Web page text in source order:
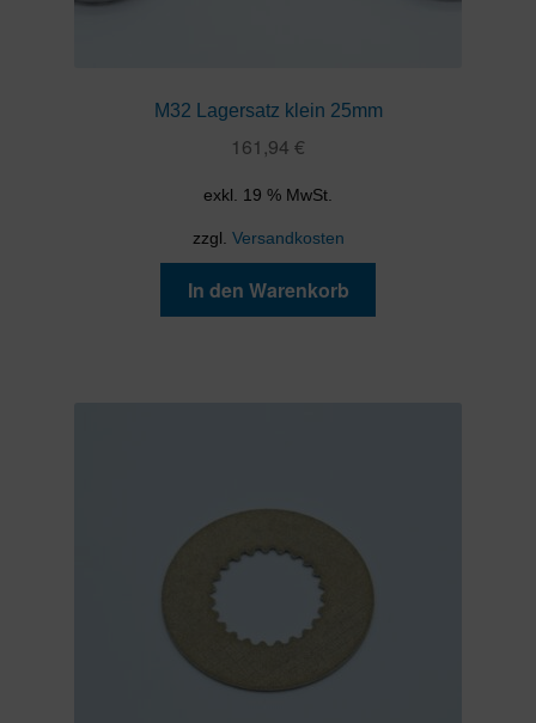
M32 Lagersatz klein 25mm
161,94 €
exkl. 19 % MwSt.
zzgl. Versandkosten
In den Warenkorb